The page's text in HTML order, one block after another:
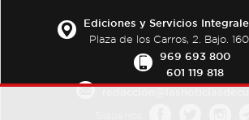
Ediciones y Servicios
Plaza de los Carros, 2. Bajo.
969 693 800
601 119 818